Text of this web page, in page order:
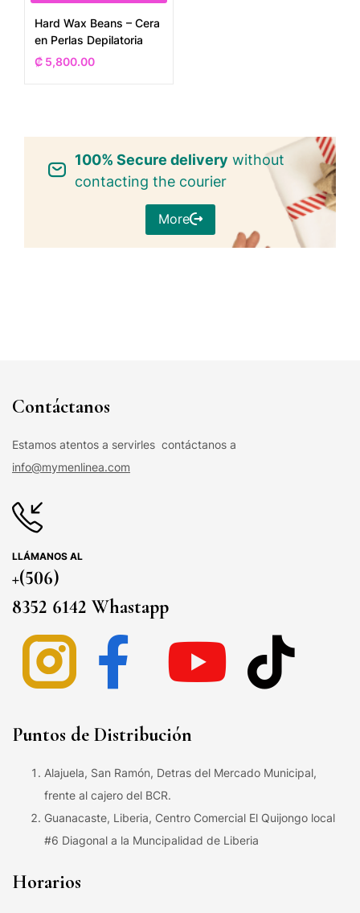
Hard Wax Beans – Cera
en Perlas Depilatoria
₡ 5,800.00
100% Secure delivery without
contacting the courier
More
Contáctanos
Estamos atentos a servirles contáctanos a
info@mymenlinea.com
LLÁMANOS AL
+(506)
8352 6142 Whastapp
Puntos de Distribución
Alajuela, San Ramón, Detras del Mercado Municipal,
frente al cajero del BCR.
Guanacaste, Liberia, Centro Comercial El Quijongo local
#6 Diagonal a la Muncipalidad de Liberia
Horarios